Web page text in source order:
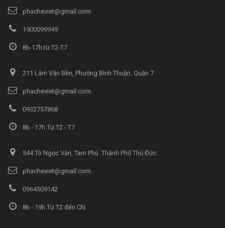
phacheviet@gmail.com
1900099949
8h-17h từ T2-T7
211 Lâm Văn Bền, Phường Bình Thuận, Quận 7
phacheviet@gmail.com
0932757868
8h - 17h Từ T2 - T7
544 Tô Ngọc Vân, Tam Phú. Thành Phố Thủ Đức
phacheviet@gmail.com
0964509142
8h - 19h Từ T2 đến CN